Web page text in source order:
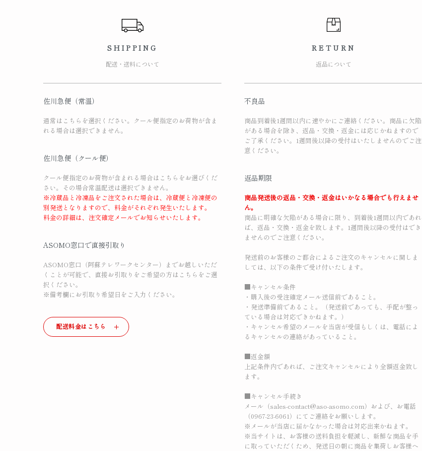
SHIPPING
配送・送料について
佐川急便（常温）
通常はこちらを選択ください。クール便指定のお荷物が含ま
れる場合は選択できません。
佐川急便（クール便）
クール便指定のお荷物が含まれる場合はこちらをお選びくだ
さい。その場合常温配送は選択できません。
※冷蔵品と冷凍品をご注文された場合は、冷蔵便と冷凍便の
別発送となりますので、料金がそれぞれ発生いたします。
料金の詳細は、注文確定メールでお知らせいたします。
ASOMO窓口で直接引取り
ASOMO窓口（阿蘇テレワークセンター）までお越しいただ
くことが可能で、直接お引取りをご希望の方はこちらをご選
択ください。
※備考欄にお引取り希望日をご入力ください。
配送料金はこちら
RETURN
返品について
不良品
商品到着後1週間以内に速やかにご連絡ください。商品に欠陥
がある場合を除き、返品・交換・返金には応じかねますので
ご了承ください。1週間後以降の受付はいたしませんのでご注
意ください。
返品期限
商品発送後の返品・交換・返金はいかなる場合でも行えませ
ん。
商品に明確な欠陥がある場合に限り、到着後1週間以内であれ
ば、返品・交換・返金を致します。1週間後以降の受付はでき
ませんのでご注意ください。
発送前のお客様のご都合によるご注文のキャンセルに関しま
しては、以下の条件で受け付いたします。
■キャンセル条件
・購入後の受注確定メール送信前であること。
・発送準備前であること。（発送前であっても、手配が整っ
ている場合は対応できかねます。）
・キャンセル希望のメールを当店が受信もしくは、電話によ
るキャンセルの連絡があっていること。
■返金額
上記条件内であれば、ご注文キャンセルにより全額返金致し
ます。
■キャンセル手続き
メール（sales-contact@aso-asomo.com）および、お電話
（0967-23-6061）にてご連絡をお願いします。
※メールが当店に届かなかった場合は対応出来かねます。
※当サイトは、お客様の送料負担を軽減し、新鮮な商品を手
に取っていただくため、発送日の朝に商品を集荷しお客様へ